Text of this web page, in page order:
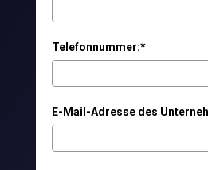
Telefonnummer:*
E-Mail-Adresse des